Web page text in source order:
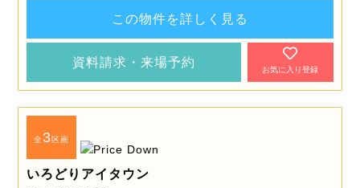
この物件を詳しく見る
資料請求・来場予約
お気に入り登録
全3区画
いろどりアイタウン